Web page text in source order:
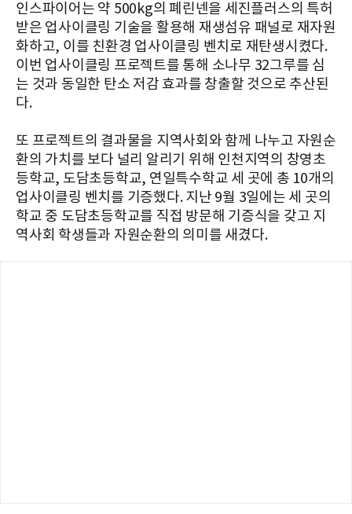
인스파이어는 약 500kg의 폐린넨을 세진플러스의 특허
받은 업사이클링 기술을 활용해 재생섬유 패널로 재자원
화하고, 이를 친환경 업사이클링 벤치로 재탄생시켰다.
이번 업사이클링 프로젝트를 통해 소나무 32그루를 심
는 것과 동일한 탄소 저감 효과를 창출할 것으로 추산된
다.
또 프로젝트의 결과물을 지역사회와 함께 나누고 자원순
환의 가치를 보다 널리 알리기 위해 인천지역의 창영초
등학교, 도담초등학교, 연일특수학교 세 곳에 총 10개의
업사이클링 벤치를 기증했다. 지난 9월 3일에는 세 곳의
학교 중 도담초등학교를 직접 방문해 기증식을 갖고 지
역사회 학생들과 자원순환의 의미를 새겼다.